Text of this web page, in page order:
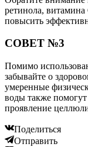
ретинола,
повысить
СОВЕТ №3
Помимо
забывайте о
умеренные
воды также
проявление
Поделиться
Отправить